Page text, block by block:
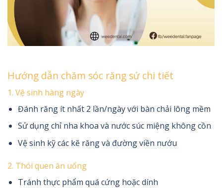
Hướng dẫn chăm sóc răng sứ chi tiết
1. Vệ sinh hàng ngày
Đánh răng ít nhất 2 lần/ngày với bàn chải lông mềm
Sử dụng chỉ nha khoa và nước súc miệng không cồn
Vệ sinh kỹ các kẽ răng và đường viền nướu
2. Thói quen ăn uống
Tránh thực phẩm quá cứng hoặc dính